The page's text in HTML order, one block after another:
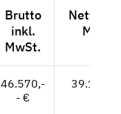
Brutto
inkl.
MwSt.
Netto
MwSt.
46.570,-
- €